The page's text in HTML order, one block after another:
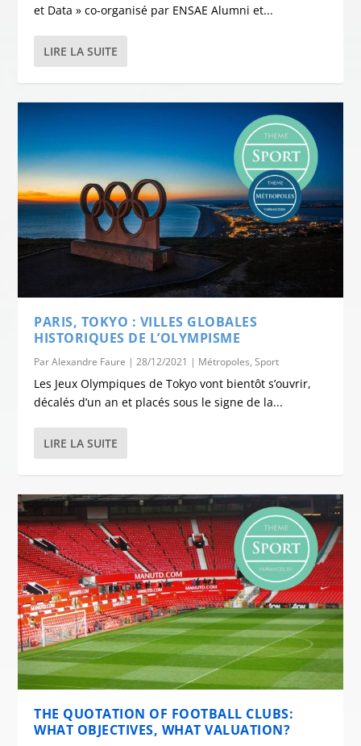
et Data » co-organisé par ENSAE Alumni et...
LIRE LA SUITE
PARIS, TOKYO : VILLES GLOBALES
HISTORIQUES DE L’OLYMPISME
ParAlexandre Faure |28/12/2021 | Métropoles,Sport
Les Jeux Olympiques de Tokyo vont bientôt s’ouvrir,
décalés d’un an et placés sous le signe de la...
LIRE LA SUITE
THE QUOTATION OF FOOTBALL CLUBS:
WHAT OBJECTIVES, WHAT VALUATION?